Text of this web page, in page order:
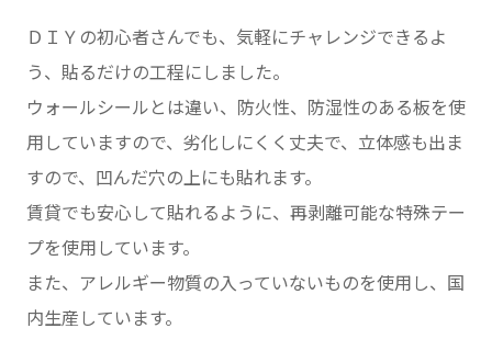
ＤＩＹの初心者さんでも、気軽にチャレンジできるよ
う、貼るだけの工程にしました。
ウォールシールとは違い、防火性、防湿性のある板を使
用していますので、劣化しにくく丈夫で、立体感も出ま
すので、凹んだ穴の上にも貼れます。
賃貸でも安心して貼れるように、再剥離可能な特殊テー
プを使用しています。
また、アレルギー物質の入っていないものを使用し、国
内生産しています。